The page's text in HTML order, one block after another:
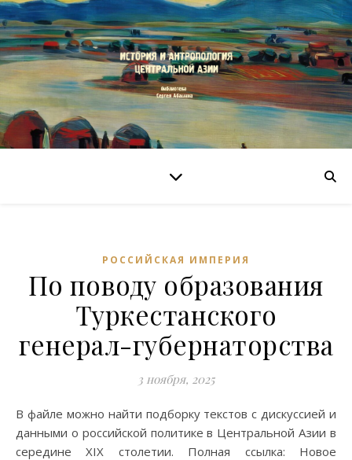
РОССИЙСКАЯ ИМПЕРИЯ
По поводу образования
Туркестанского
генерал-губернаторства
3 ноября, 2025
В файле можно найти подборку текстов с дискуссией и
данными о российской политике в Центральной Азии в
середине XIX столетии. Полная ссылка: Новое